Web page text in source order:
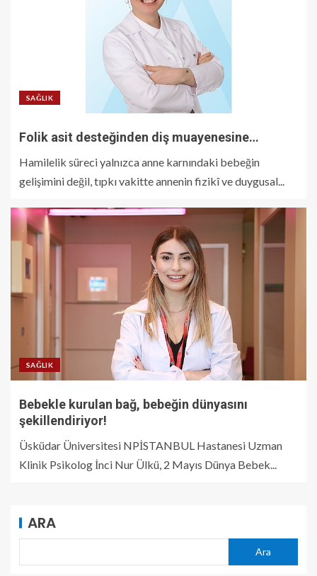
SAĞLIK
Folik asit desteğinden diş muayenesine…
Hamilelik süreci yalnızca anne karnındaki bebeğin
gelişimini değil, tıpkı vakitte annenin fizikî ve duygusal...
SAĞLIK
Bebekle kurulan bağ, bebeğin dünyasını
şekillendiriyor!
Üsküdar Üniversitesi NPİSTANBUL Hastanesi Uzman
Klinik Psikolog İnci Nur Ülkü, 2 Mayıs Dünya Bebek...
ARA
Ara